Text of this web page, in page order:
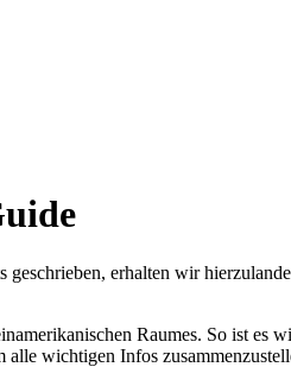
geschrieben, erhalten wir
Raumes. So ist es
wichtigen Infos